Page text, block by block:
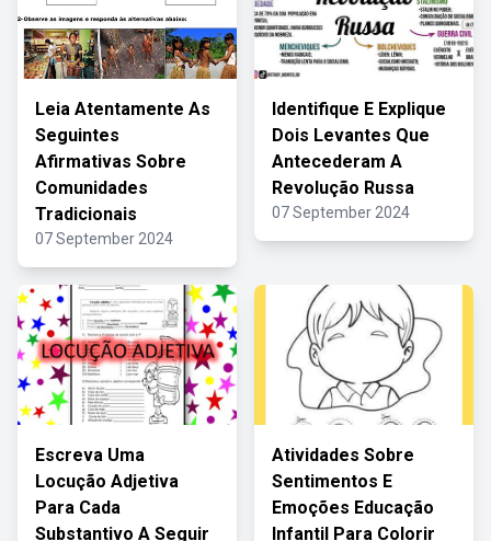
Leia Atentamente As
Seguintes
Afirmativas Sobre
Comunidades
Tradicionais
07 September 2024
Identifique E Explique
Dois Levantes Que
Antecederam A
Revolução Russa
07 September 2024
Escreva Uma
Locução Adjetiva
Para Cada
Substantivo A Seguir
Atividades Sobre
Sentimentos E
Emoções Educação
Infantil Para Colorir